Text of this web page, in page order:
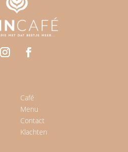
Café
Menu
Contact
Klachten